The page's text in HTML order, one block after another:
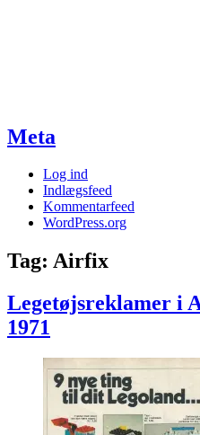
Meta
Log ind
Indlægsfeed
Kommentarfeed
WordPress.org
Tag: Airfix
Legetøjsreklamer i
1971